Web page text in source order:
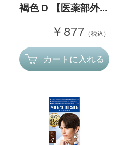
褐色 D 【医薬部外...
￥877 （税込）
カートに入れる